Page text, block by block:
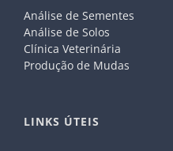
Análise de Sementes
Análise de Solos
Clínica Veterinária
Produção de Mudas
LINKS ÚTEIS